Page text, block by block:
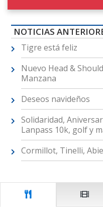
NOTICIAS
Tigre está feliz
Nuevo Head &
Manzana
Deseos navideños
Solidaridad,
Lanpass 10k, golf y
Cormillot, Tinelli,